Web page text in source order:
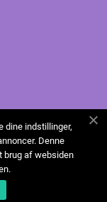
dine indstillinger,
Denne
brug af websiden